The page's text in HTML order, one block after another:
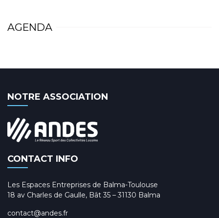
AGENDA
NOTRE ASSOCIATION
CONTACT INFO
Les Espaces Entreprises de Balma-Toulouse
18 av Charles de Gaulle, Bât 35 – 31130 Balma
contact@andes.fr